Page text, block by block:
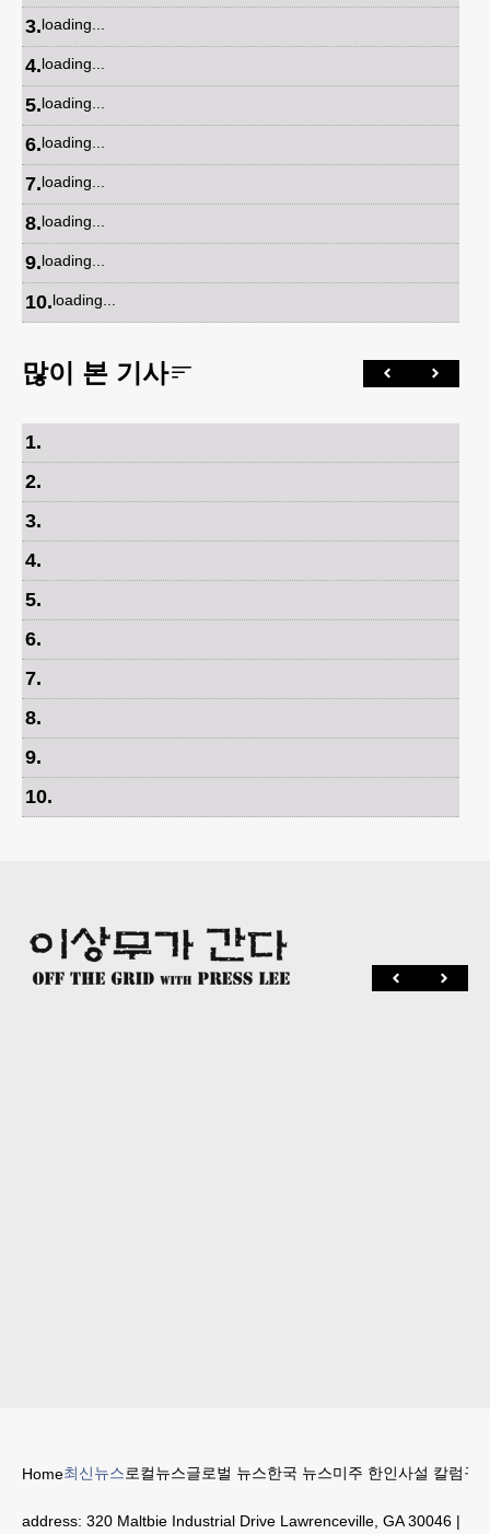
3.loading...
4.loading...
5.loading...
6.loading...
7.loading...
8.loading...
9.loading...
10.loading...
많이 본 기사
1.
2.
3.
4.
5.
6.
7.
8.
9.
10.
Home최신뉴스로컬뉴스글로벌 뉴스한국 뉴스미주 한인사설 칼럼구
address: 320 Maltbie Industrial Drive Lawrenceville, GA 30046 |